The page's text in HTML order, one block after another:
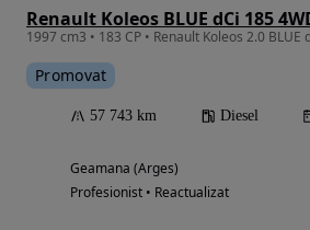
Promovat
57 743 km Diesel
Geamana (Arges)
Profesionist • Reactualizat